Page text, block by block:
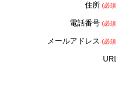
住所 (必
電話番号 (必
メールアドレス (必